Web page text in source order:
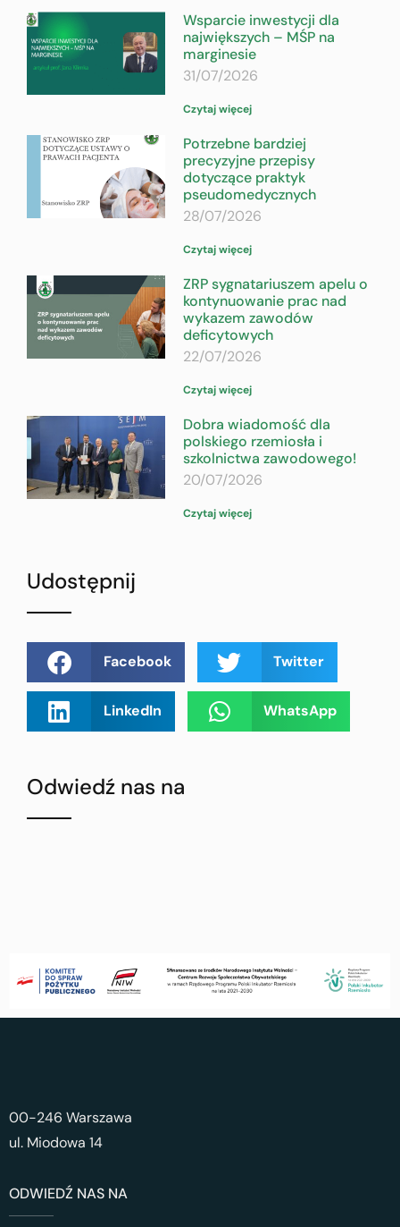
Wsparcie inwestycji dla
największych – MŚP na
marginesie
31/07/2026
Czytaj więcej
Potrzebne bardziej
precyzyjne przepisy
dotyczące praktyk
pseudomedycznych
28/07/2026
Czytaj więcej
ZRP sygnatariuszem apelu o
kontynuowanie prac nad
wykazem zawodów
deficytowych
22/07/2026
Czytaj więcej
Dobra wiadomość dla
polskiego rzemiosła i
szkolnictwa zawodowego!
20/07/2026
Czytaj więcej
Udostępnij
Facebook Twitter
LinkedIn WhatsApp
Odwiedź nas na
00-246 Warszawa
ul. Miodowa 14
ODWIEDŹ NAS NA